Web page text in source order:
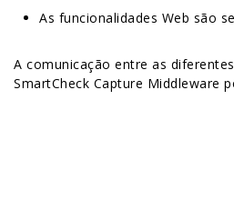
As funcionalidades Web são
A comunicação entre as
SmartCheck Capture Middleware